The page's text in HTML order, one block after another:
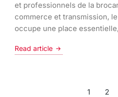
et professionnels de la
commerce et transmission,
occupe une place
Read article
1 2